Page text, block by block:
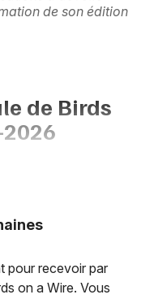
de son édition
de Birds
artistique avec
des concerts
complicité
pour recevoir par
on a Wire. Vous